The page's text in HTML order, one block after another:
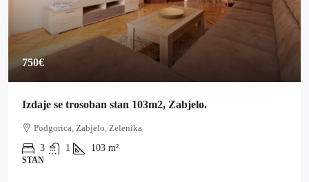
750€
Izdaje se trosoban stan 103m2, Zabjelo.
Podgorica, Zabjelo, Zelenika
3
1 103 m²
STAN